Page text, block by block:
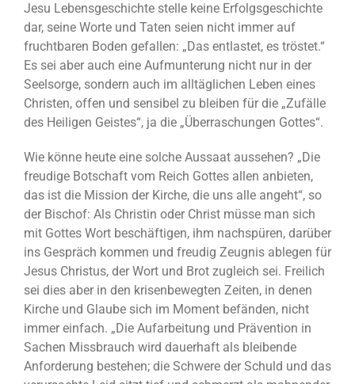
Jesu Lebensgeschichte stelle keine Erfolgsgeschichte
dar, seine Worte und Taten seien nicht immer auf
fruchtbaren Boden gefallen: „Das entlastet, es tröstet.“
Es sei aber auch eine Aufmunterung nicht nur in der
Seelsorge, sondern auch im alltäglichen Leben eines
Christen, offen und sensibel zu bleiben für die „Zufälle
des Heiligen Geistes“, ja die „Überraschungen Gottes“.
Wie könne heute eine solche Aussaat aussehen? „Die
freudige Botschaft vom Reich Gottes allen anbieten,
das ist die Mission der Kirche, die uns alle angeht“, so
der Bischof: Als Christin oder Christ müsse man sich
mit Gottes Wort beschäftigen, ihm nachspüren, darüber
ins Gespräch kommen und freudig Zeugnis ablegen für
Jesus Christus, der Wort und Brot zugleich sei. Freilich
sei dies aber in den krisenbewegten Zeiten, in denen
Kirche und Glaube sich im Moment befänden, nicht
immer einfach. „Die Aufarbeitung und Prävention in
Sachen Missbrauch wird dauerhaft als bleibende
Anforderung bestehen; die Schwere der Schuld und das